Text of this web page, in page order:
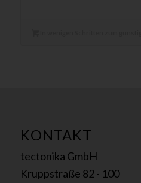
KONTAKT
tectonika GmbH
Kruppstraße 82 - 100